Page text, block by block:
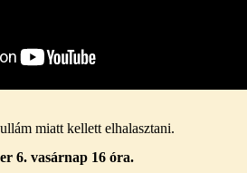
miatt kellett elhalasztani.
6. vasárnap 16 óra.